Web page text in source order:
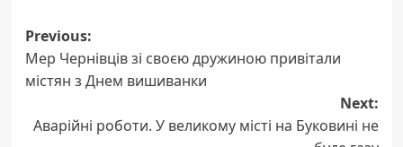
Post
navigation
Previous:
Мер Чернівців зі своєю дружиною привітали
містян з Днем вишиванки
Next:
Аварійні роботи. У великому місті на Буковині не